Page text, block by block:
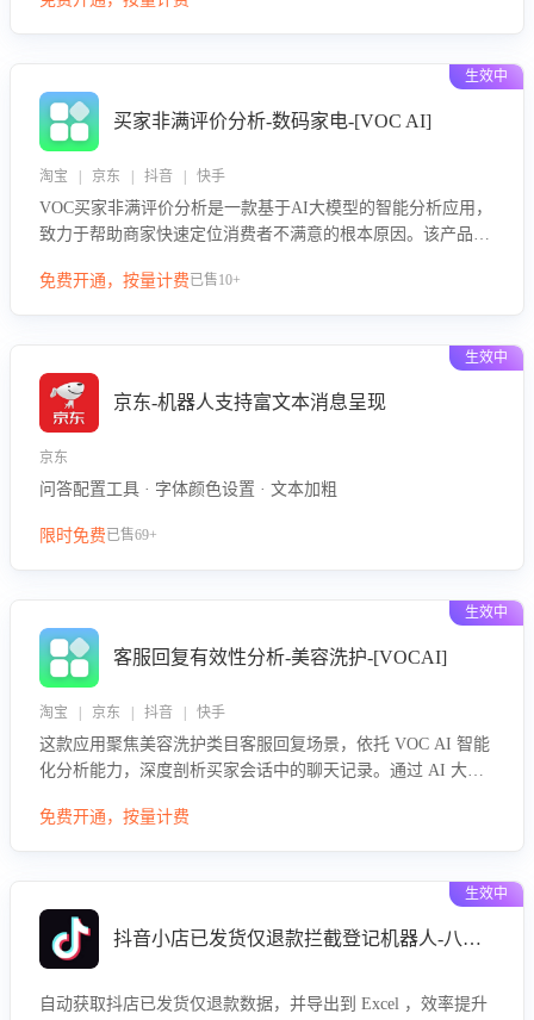
绪、归因争议根源，并客观评估客服应对合理性与成效。系统
生效中
买家非满评价分析-数码家电-[VOC AI]
淘宝 | 京东 | 抖音 | 快手
VOC买家非满评价分析是一款基于AI大模型的智能分析应用，
致力于帮助商家快速定位消费者不满意的根本原因。该产品可
或其它部门原因，明确责任归属，提供可落地的改进建议与策
免费开通，按量计费已售10+
生效中
京东-机器人支持富文本消息呈现
京东
问答配置工具 · 字体颜色设置 · 文本加粗
限时免费已售69+
生效中
客服回复有效性分析-美容洗护-[VOCAI]
淘宝 | 京东 | 抖音 | 快手
这款应用聚焦美容洗护类目客服回复场景，依托 VOC AI 智能
化分析能力，深度剖析买家会话中的聊天记录。通过 AI 大模
效性与完整性，输出针对性改进策略，助力商家快速优化快捷
免费开通，按量计费
生效中
抖音小店已发货仅退款拦截登记机器人-八爪鱼
自动获取抖店已发货仅退款数据，并导出到 Excel ，效率提升